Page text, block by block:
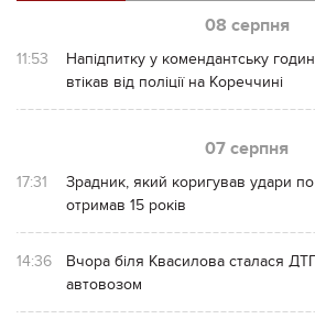
08 серпня
11:53
Напідпитку у комендантську
втікав від поліції на Кореччині
07 серпня
17:31
Зрадник, який коригував удари
отримав 15 років
14:36
Вчора біля Квасилова сталася
автовозом